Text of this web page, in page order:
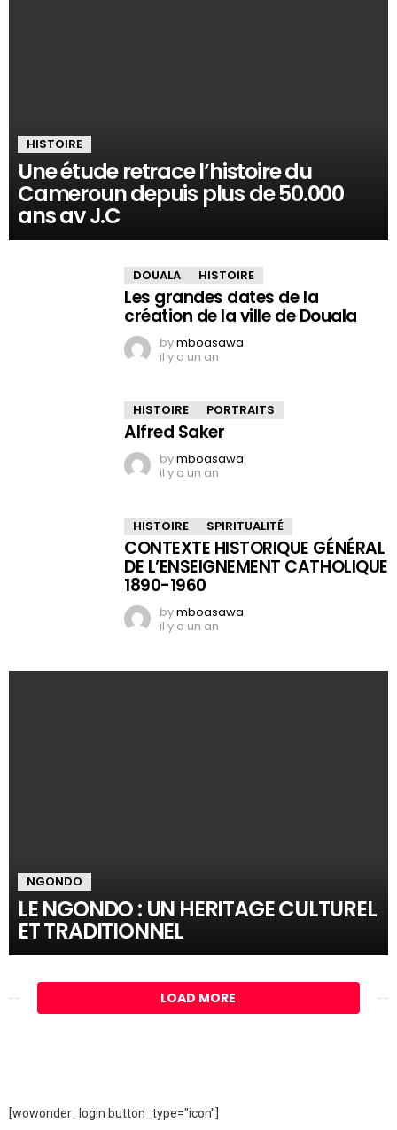
HISTOIRE
Une étude retrace l’histoire du
Cameroun depuis plus de 50.000
ans av J.C
DOUALA HISTOIRE
Les grandes dates de la
création de la ville de Douala
bymboasawa
il y a un an
HISTOIRE PORTRAITS
Alfred Saker
bymboasawa
il y a un an
HISTOIRE SPIRITUALITÉ
CONTEXTE HISTORIQUE GÉNÉRAL
DE L’ENSEIGNEMENT CATHOLIQUE
1890-1960
bymboasawa
il y a un an
NGONDO
LE NGONDO : UN HERITAGE CULTUREL
ET TRADITIONNEL
LOAD MORE
[wowonder_login button_type="icon"]